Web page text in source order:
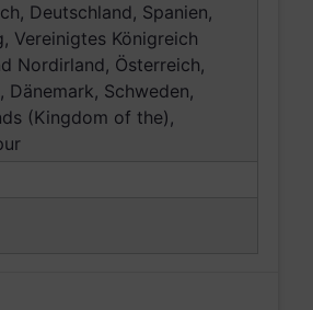
Deutschland, Spanien,
Vereinigtes Königreich
Nordirland, Österreich,
Dänemark, Schweden,
(Kingdom of the),